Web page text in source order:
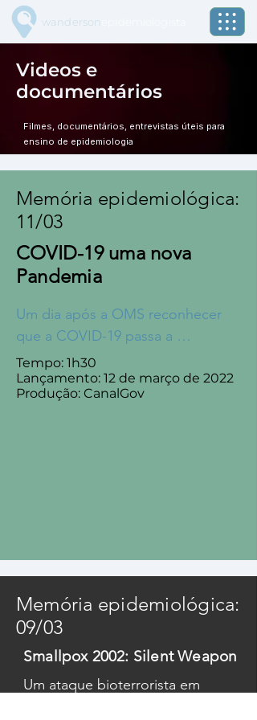
wanderson
Videos e
documentários
Filmes, documentários, entrevistas úteis para
ensino de epidemiologia
Memória epidemiológica:
11/03
COVID-19 uma nova
Pandemia
Um dia após a OMS reconhecer
que a COVID-19 passa a
apresentar padrão pandêmico, o
Ministério da Saúde realiza a
atualização da sociedade, por
Tempo: 1h30
Lançamento: 12 de março de 2022
Produção: CanalGov
Memória epidemiológica:
09/03
Smallpox 2002: Silent Weapon
Um ataque bioterrorista em